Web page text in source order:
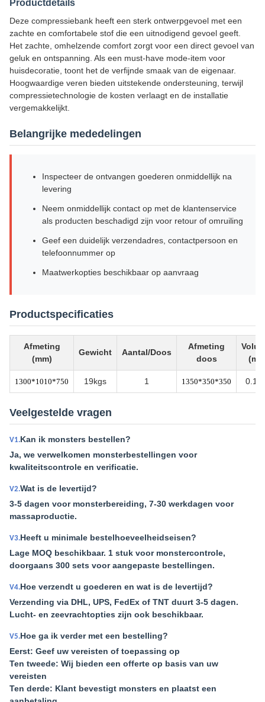
Productdetails
Deze compressiebank heeft een sterk ontwerpgevoel met een
zachte en comfortabele stof die een uitnodigend gevoel geeft.
Het zachte, omhelzende comfort zorgt voor een direct gevoel van
geluk en ontspanning. Als een must-have mode-item voor
huisdecoratie, toont het de verfijnde smaak van de eigenaar.
Hoogwaardige veren bieden uitstekende ondersteuning, terwijl
compressietechnologie de kosten verlaagt en de installatie
vergemakkelijkt.
Belangrijke mededelingen
Inspecteer de ontvangen goederen onmiddellijk na
levering
Neem onmiddellijk contact op met de klantenservice
als producten beschadigd zijn voor retour of omruiling
Geef een duidelijk verzendadres, contactpersoon en
telefoonnummer op
Maatwerkopties beschikbaar op aanvraag
Productspecificaties
Afmeting
(mm)
Gewicht Aantal/Doos
Afmeting
doos
(m³)
1300*1010*750 19kgs 1 1350*350*350
Veelgestelde vragen
V1.Kan ik monsters bestellen?
Ja, we verwelkomen monsterbestellingen voor
kwaliteitscontrole en verificatie.
V2.Wat is de levertijd?
3-5 dagen voor monsterbereiding, 7-30 werkdagen voor
massaproductie.
V3.Heeft u minimale bestelhoeveelheidseisen?
Lage MOQ beschikbaar. 1 stuk voor monstercontrole,
doorgaans 300 sets voor aangepaste bestellingen.
V4.Hoe verzendt u goederen en wat is de levertijd?
Verzending via DHL, UPS, FedEx of TNT duurt 3-5 dagen.
Lucht- en zeevrachtopties zijn ook beschikbaar.
V5.Hoe ga ik verder met een bestelling?
Eerst: Geef uw vereisten of toepassing op
Ten tweede: Wij bieden een offerte op basis van uw
vereisten
Ten derde: Klant bevestigt monsters en plaatst een